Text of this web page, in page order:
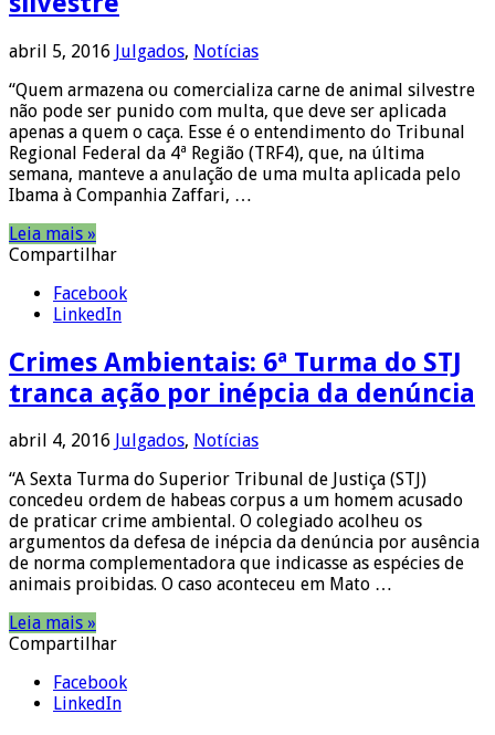
abril 5, 2016 Julgados, Notícias
“Quem armazena ou comercializa carne de animal silvestre
não pode ser punido com multa, que deve ser aplicada
apenas a quem o caça. Esse é o entendimento do Tribunal
Regional Federal da 4ª Região (TRF4), que, na última
semana, manteve a anulação de uma multa aplicada pelo
Ibama à Companhia Zaffari, …
Leia mais »
Compartilhar
Facebook
LinkedIn
Crimes Ambientais: 6ª Turma do STJ
tranca ação por inépcia da denúncia
abril 4, 2016 Julgados, Notícias
“A Sexta Turma do Superior Tribunal de Justiça (STJ)
concedeu ordem de habeas corpus a um homem acusado
de praticar crime ambiental. O colegiado acolheu os
argumentos da defesa de inépcia da denúncia por ausência
de norma complementadora que indicasse as espécies de
animais proibidas. O caso aconteceu em Mato …
Leia mais »
Compartilhar
Facebook
LinkedIn